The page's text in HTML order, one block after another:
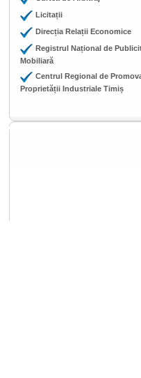
Licitații
Direcția Relații Economice
Registrul Național de
Mobiliară
Centrul Regional de
Proprietății Industriale Timiș